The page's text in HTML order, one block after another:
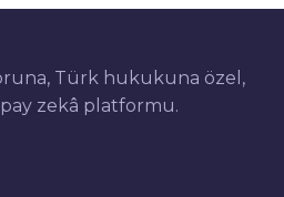
Türk hukukuna özel,
zekâ platformu.